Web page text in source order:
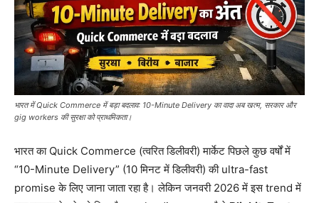
भारत में Quick Commerce में बड़ा बदलाव: 10-Minute Delivery का वादा अब खत्म, सरकार और
gig workers की सुरक्षा को प्राथमिकता।
भारत का Quick Commerce (त्वरित डिलीवरी) मार्केट पिछले कुछ वर्षों में
“10-Minute Delivery” (10 मिनट में डिलीवरी) की ultra-fast
promise के लिए जाना जाता रहा है। लेकिन जनवरी 2026 में इस trend में